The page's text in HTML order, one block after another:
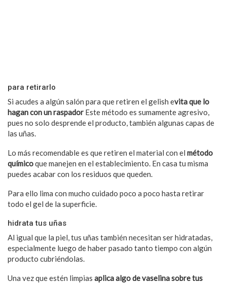
para retirarlo
Si acudes a algún salón para que retiren el gelish evita que lo
hagan con un raspador Este método es sumamente agresivo,
pues no solo desprende el producto, también algunas capas de
las uñas.
Lo más recomendable es que retiren el material con el método
químicoque manejen en el establecimiento. En casa tu misma
puedes acabar con los residuos que queden.
Para ello lima con mucho cuidado poco a poco hasta retirar
todo el gel de la superficie.
hidrata tus uñas
Al igual que la piel, tus uñas también necesitan ser hidratadas,
especialmente luego de haber pasado tanto tiempo con algún
producto cubriéndolas.
Una vez que estén limpias aplica algo de vaselina sobre tus